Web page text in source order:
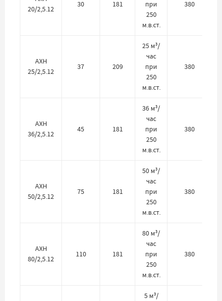
20/2,5.12
30 181
при
250
м.в.ст.
380
АХН
25/2,5.12
37 209
25 м³/
час
при
250
м.в.ст.
380
АХН
36/2,5.12
45 181
36 м³/
час
при
250
м.в.ст.
380
АХН
50/2,5.12
75 181
50 м³/
час
при
250
м.в.ст.
380
АХН
80/2,5.12
110 181
80 м³/
час
при
250
м.в.ст.
380
5 м³/